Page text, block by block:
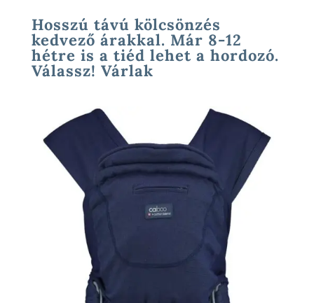
Hosszú távú kölcsönzés
kedvező árakkal. Már 8-12
hétre is a tiéd lehet a hordozó.
Válassz! Várlak